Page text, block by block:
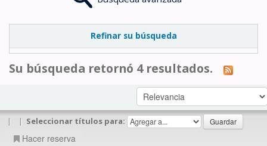
Refinar su búsqueda
Su búsqueda retornó 4 resultados.
| | Seleccionar títulos para:
Hacer reserva